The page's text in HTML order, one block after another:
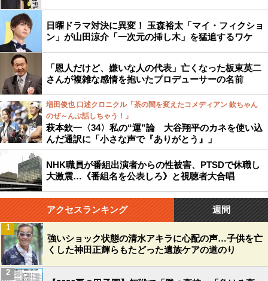
日曜ドラマ対決に異変！ 玉森裕太「マイ・フィクショ
ン」が山田涼介「一次元の挿し木」を猛追するワケ
「恩人だけど、嫌いな人の代表」亡くなった板東英二
さんが複雑な感情を抱いたプロデューサーの名前
増田俊也 口述クロニクル「茶の間を変えたコメディアン 欽ちゃん
のぜ～んぶ話しちゃう！」
萩本欽一〈34〉私の“運”論 大谷翔平のカネを使い込
んだ通訳に「小さな声で『ありがとう』」
NHK職員が番組出演者からの性被害、PTSDで休職し
大激震…《番組名を公表しろ》と視聴者大合唱
アクセスランキング 週間
強いショック状態の清水アキラに心配の声…子供を亡
くした神田正輝らもたどった遺族ケアの道のり
1
2